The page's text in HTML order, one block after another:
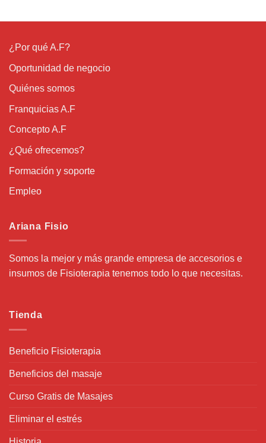
¿Por qué A.F?
Oportunidad de negocio
Quiénes somos
Franquicias A.F
Concepto A.F
¿Qué ofrecemos?
Formación y soporte
Empleo
Ariana Fisio
Somos la mejor y más grande empresa de accesorios e
insumos de Fisioterapia tenemos todo lo que necesitas.
Tienda
Beneficio Fisioterapia
Beneficios del masaje
Curso Gratis de Masajes
Eliminar el estrés